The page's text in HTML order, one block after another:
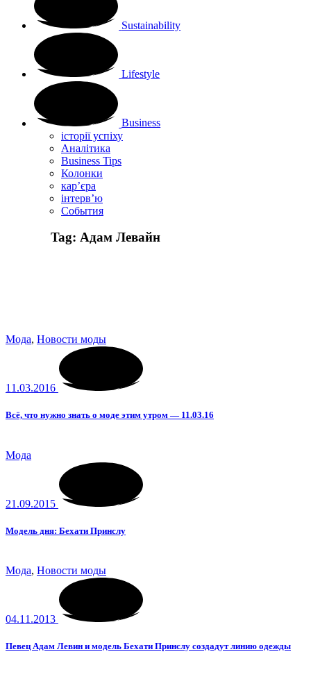
Sustainability
Lifestyle
Business
історії успіху
Аналітика
Business Tips
Колонки
кар’єра
інтерв’ю
Cобытия
Tag: Адам Левайн
Мода, Новости моды
11.03.2016
Всё, что нужно знать о моде этим утром — 11.03.16
Мода
21.09.2015
Модель дня: Бехати Принслу
Мода, Новости моды
04.11.2013
Певец Адам Левин и модель Бехати Принслу создадут линию одежды